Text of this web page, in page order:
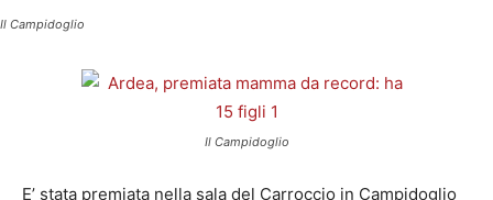
Il Campidoglio
Il Campidoglio
E’ stata premiata nella sala del Carroccio in Campidoglio